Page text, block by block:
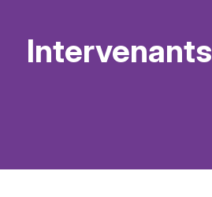
Intervenants